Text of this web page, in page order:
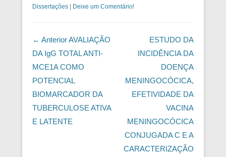
Dissertações
Deixe um Comentário!
Navegação das Postagens
← AnteriorAVALIAÇÃO
DA IgG TOTAL ANTI-
MCE1A COMO
POTENCIAL
BIOMARCADOR DA
TUBERCULOSE ATIVA
E LATENTE
ESTUDO DA
INCIDÊNCIA DA
DOENÇA
MENINGOCÓCICA,
EFETIVIDADE DA
VACINA
MENINGOCÓCICA
CONJUGADA C E A
CARACTERIZAÇÃO